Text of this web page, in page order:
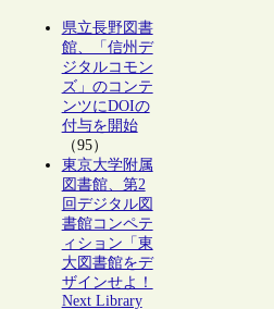
県立長野図書
館、「信州デ
ジタルコモン
ズ」のコンテ
ンツにDOIの
付与を開始
（95）
東京大学附属
図書館、第2
回デジタル図
書館コンペテ
ィション「東
大図書館をデ
ザインせよ！
Next Library